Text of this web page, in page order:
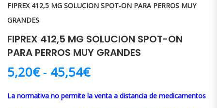
FIPREX 412,5 MG SOLUCION SPOT-ON PARA PERROS MUY
GRANDES
FIPREX 412,5 MG SOLUCION SPOT-ON
PARA PERROS MUY GRANDES
5,20€ - 45,54€Rango de precios:
La normativa no permite la venta a distancia de medicamentos